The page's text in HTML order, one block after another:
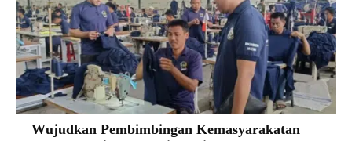
Wujudkan Pembimbingan Kemasyarakatan